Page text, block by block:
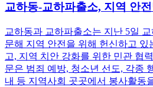
교하동-교하파출소, 지역 안
교하동과 교하파출소는 지난 5일
문해 지역 안전을 위해 헌신하고
고, 지역 치안 강화를 위한 민관 협
문은 범죄 예방, 청소년 선도, 각종
내 등 지역사회 곳곳에서 봉사활동